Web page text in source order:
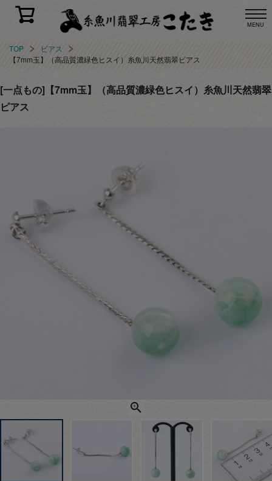
MENU
TOP
ピアス
【7mm玉】（高品質濃緑色ヒスイ）糸魚川天然翡翠ピアス
[一点もの]【7mm玉】（高品質濃緑色ヒスイ）糸魚川天然翡翠
ピアス